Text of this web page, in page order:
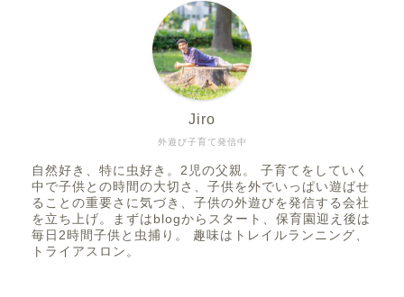
外遊び子育て発信中
Jiro
自然好き、特に虫好き。2児の父親。 子育てをしていく
中で子供との時間の大切さ、子供を外でいっぱい遊ばせ
ることの重要さに気づき、子供の外遊びを発信する会社
を立ち上げ。まずはblogからスタート、保育園迎え後は
毎日2時間子供と虫捕り。 趣味はトレイルランニング、
トライアスロン。